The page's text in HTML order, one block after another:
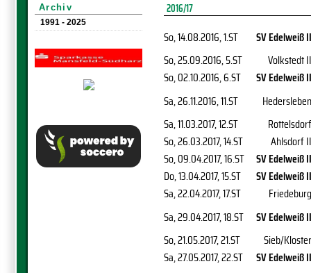
Archiv
1991 - 2025
2016/17
So, 14.08.2016, 1.ST
SV Edelweiß II
So, 25.09.2016, 5.ST
Volkstedt II
So, 02.10.2016, 6.ST
SV Edelweiß II
Sa, 26.11.2016, 11.ST
Hedersleben
Sa, 11.03.2017, 12.ST
Rottelsdorf
So, 26.03.2017, 14.ST
Ahlsdorf II
So, 09.04.2017, 16.ST
SV Edelweiß II
Do, 13.04.2017, 15.ST
SV Edelweiß II
Sa, 22.04.2017, 17.ST
Friedeburg
Sa, 29.04.2017, 18.ST
SV Edelweiß II
So, 21.05.2017, 21.ST
Sieb/Kloster
Sa, 27.05.2017, 22.ST SV Edelweiß II